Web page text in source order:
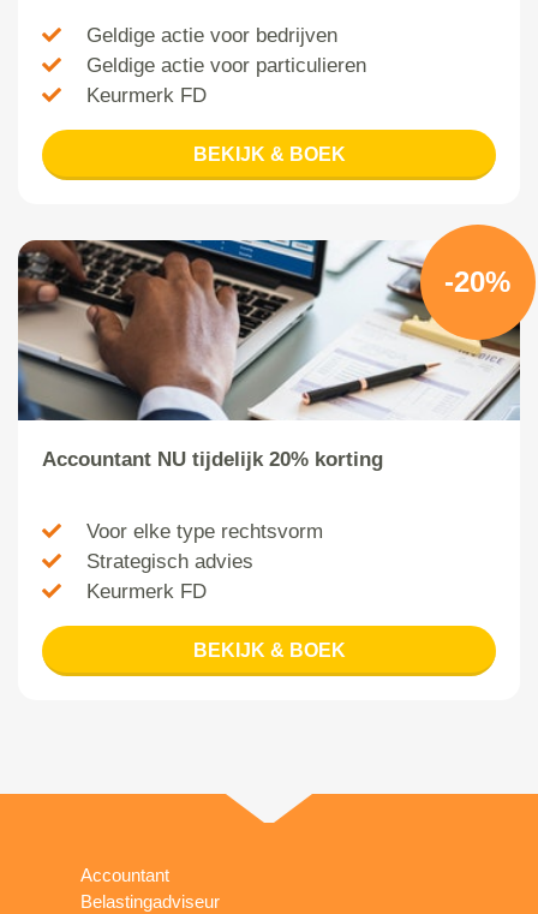
Geldige actie voor bedrijven
Geldige actie voor particulieren
Keurmerk FD
BEKIJK & BOEK
-20%
Accountant NU tijdelijk 20% korting
Voor elke type rechtsvorm
Strategisch advies
Keurmerk FD
BEKIJK & BOEK
Accountant
Belastingadviseur